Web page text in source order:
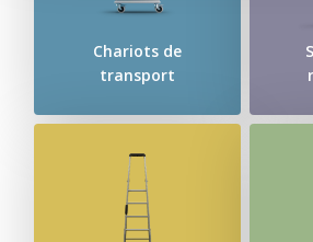
Chariots de
transport